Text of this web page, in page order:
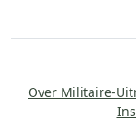
Over Militaire-